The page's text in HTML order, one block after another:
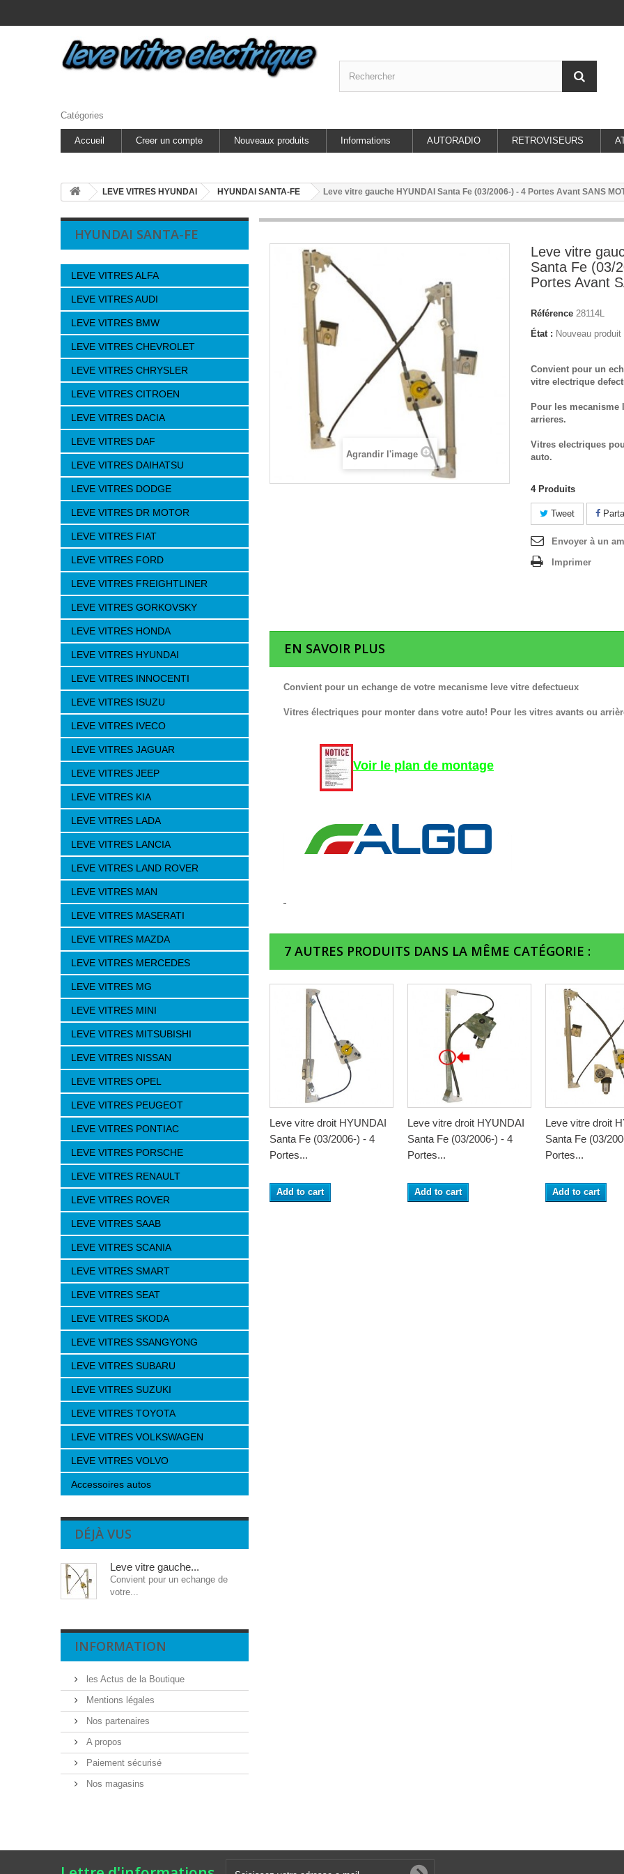
Catégories
Accueil Creer un compte Nouveaux produits Informations AUTORADIO RETROVISEURS
LEVE VITRES HYUNDAI HYUNDAI SANTA-FE Leve vitre gauche HYUNDAI Santa Fe (03/2006-) - 4 Portes Avant SANS
HYUNDAI SANTA-FE
LEVE VITRES ALFA
LEVE VITRES AUDI
LEVE VITRES BMW
LEVE VITRES CHEVROLET
LEVE VITRES CHRYSLER
LEVE VITRES CITROEN
LEVE VITRES DACIA
LEVE VITRES DAF
LEVE VITRES DAIHATSU
LEVE VITRES DODGE
LEVE VITRES DR MOTOR
LEVE VITRES FIAT
LEVE VITRES FORD
LEVE VITRES FREIGHTLINER
LEVE VITRES GORKOVSKY
LEVE VITRES HONDA
LEVE VITRES HYUNDAI
LEVE VITRES INNOCENTI
LEVE VITRES ISUZU
LEVE VITRES IVECO
LEVE VITRES JAGUAR
LEVE VITRES JEEP
LEVE VITRES KIA
LEVE VITRES LADA
LEVE VITRES LANCIA
LEVE VITRES LAND ROVER
LEVE VITRES MAN
LEVE VITRES MASERATI
LEVE VITRES MAZDA
LEVE VITRES MERCEDES
LEVE VITRES MG
LEVE VITRES MINI
LEVE VITRES MITSUBISHI
LEVE VITRES NISSAN
LEVE VITRES OPEL
LEVE VITRES PEUGEOT
LEVE VITRES PONTIAC
LEVE VITRES PORSCHE
LEVE VITRES RENAULT
LEVE VITRES ROVER
LEVE VITRES SAAB
LEVE VITRES SCANIA
LEVE VITRES SMART
LEVE VITRES SEAT
LEVE VITRES SKODA
LEVE VITRES SSANGYONG
LEVE VITRES SUBARU
LEVE VITRES SUZUKI
LEVE VITRES TOYOTA
LEVE VITRES VOLKSWAGEN
LEVE VITRES VOLVO
Accessoires autos
DÉJÀ VUS
Leve vitre gauche...
Convient pour un echange de
votre...
INFORMATION
les Actus de la Boutique
Mentions légales
Nos partenaires
A propos
Paiement sécurisé
Nos magasins
Agrandir l'image
Leve vitre
Santa Fe (03/
Portes Avant
Référence 28114L
État : Nouveau produit
Convient pour un
vitre electrique
Pour les mecanisme
arrieres.
Vitres electriques
auto.
4 Produits
Tweet
Envoyer à un
Imprimer
EN SAVOIR PLUS
Convient pour un echange de votre mecanisme leve vitre defectueux
Vitres électriques pour monter dans votre auto! Pour les vitres avants ou
Voir le plan de montage
7 AUTRES PRODUITS DANS LA MÊME CATÉGORIE :
Leve vitre droit HYUNDAI
Santa Fe (03/2006-) - 4
Portes...
Add to cart
Leve vitre droit HYUNDAI
Santa Fe (03/2006-) - 4
Portes...
Add to cart
Leve vitre droit
Santa Fe (03/
Portes...
Add to cart